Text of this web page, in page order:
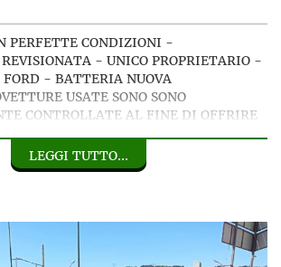
PERFETTE CONDIZIONI -
- UNICO PROPRIETARIO -
- BATTERIA NUOVA
USATE SONO SONO
CONTROLLATE AL FINE DI OFFRIRE
E' CERTIFICATA ,COSI' COME LA
IN SEDE.
LEGGI TUTTO...